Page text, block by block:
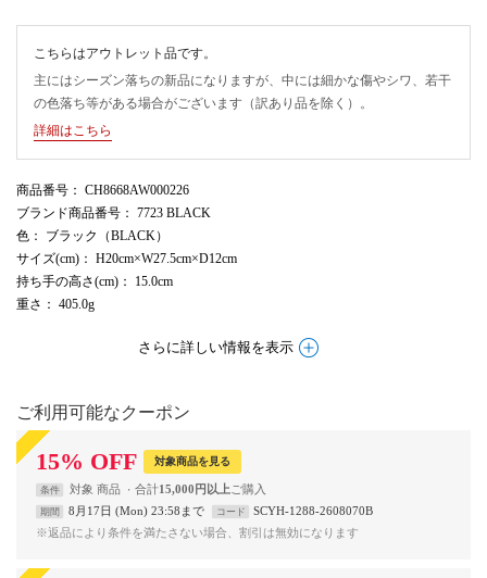
こちらはアウトレット品です。
主にはシーズン落ちの新品になりますが、中には細かな傷やシワ、若干
の色落ち等がある場合がございます（訳あり品を除く）。
詳細はこちら
商品番号 ： CH8668AW000226
ブランド商品番号 ： 7723 BLACK
色 ： ブラック（BLACK）
サイズ(cm) ： H20cm×W27.5cm×D12cm
持ち手の高さ(cm) ： 15.0cm
重さ ： 405.0g
さらに詳しい情報を表示
ご利用可能なクーポン
15% OFF 対象商品を見る
条件 対象 商品 合計15,000円以上
期間 8月17日 (Mon) 23:58まで コード
SCYH-1288-2608070B
※返品により条件を満たさない場合、割引は無効になります